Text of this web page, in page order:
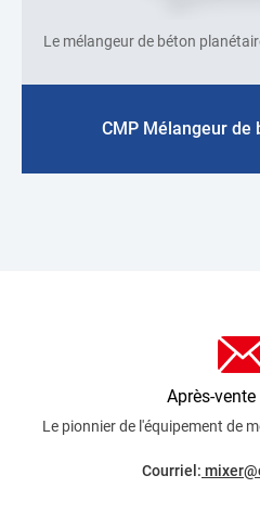
Le mélangeur de béton
CMP Mélangeur de
Après-
Le pionnier de l'équipement de
Courriel: